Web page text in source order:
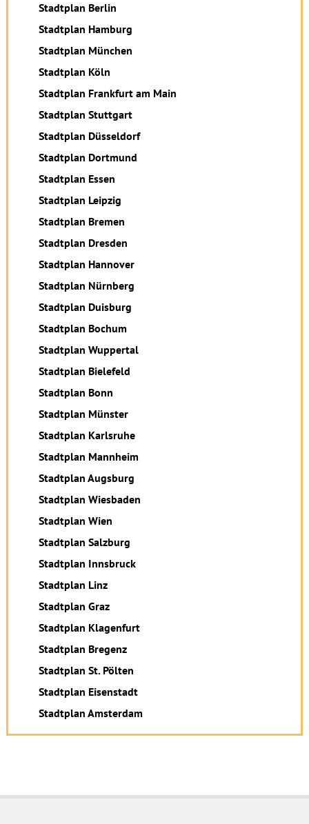
Stadtplan Berlin
Stadtplan Hamburg
Stadtplan München
Stadtplan Köln
Stadtplan Frankfurt am Main
Stadtplan Stuttgart
Stadtplan Düsseldorf
Stadtplan Dortmund
Stadtplan Essen
Stadtplan Leipzig
Stadtplan Bremen
Stadtplan Dresden
Stadtplan Hannover
Stadtplan Nürnberg
Stadtplan Duisburg
Stadtplan Bochum
Stadtplan Wuppertal
Stadtplan Bielefeld
Stadtplan Bonn
Stadtplan Münster
Stadtplan Karlsruhe
Stadtplan Mannheim
Stadtplan Augsburg
Stadtplan Wiesbaden
Stadtplan Wien
Stadtplan Salzburg
Stadtplan Innsbruck
Stadtplan Linz
Stadtplan Graz
Stadtplan Klagenfurt
Stadtplan Bregenz
Stadtplan St. Pölten
Stadtplan Eisenstadt
Stadtplan Amsterdam